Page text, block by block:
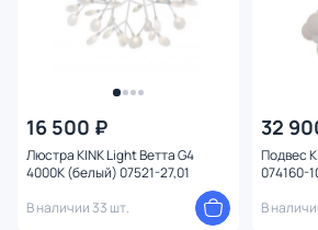
16 500 ₽
Люстра KINK Light Ветта G4
4000К (белый) 07521-27,01
В наличии 33 шт.
32
Подвес
074160-
В
Размер
Высота (мм)
Ширина (мм)